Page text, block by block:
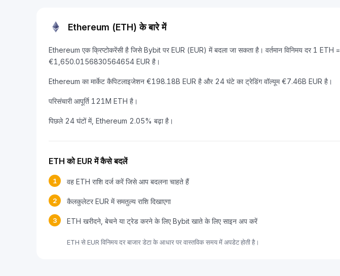
Ethereum (ETH) के बारे में
Ethereum एक क्रिप्टोकरेंसी है जिसे Bybit पर EUR (EUR) में बदला जा सकता है। वर्तमान विनिमय दर 1 ETH =
€1,650.0156830564654 EUR है।
Ethereum का मार्केट कैपिटलाइजेशन €198.18B EUR है और 24 घंटे का ट्रेडिंग वॉल्यूम €7.46B EUR है।
परिसंचारी आपूर्ति 121M ETH है।
पिछले 24 घंटों में, Ethereum 2.05% बढ़ा है।
ETH को EUR में कैसे बदलें
1 वह ETH राशि दर्ज करें जिसे आप बदलना चाहते हैं
2 कैलकुलेटर EUR में समतुल्य राशि दिखाएगा
3 ETH खरीदने, बेचने या ट्रेड करने के लिए Bybit खाते के लिए साइन अप करें
ETH से EUR विनिमय दर बाजार डेटा के आधार पर वास्तविक समय में अपडेट होती है।